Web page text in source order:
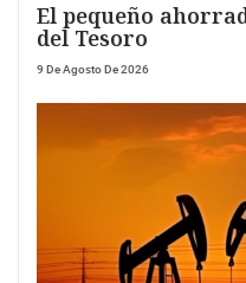
El pequeño
del Tesoro
9 De Agosto De 2026